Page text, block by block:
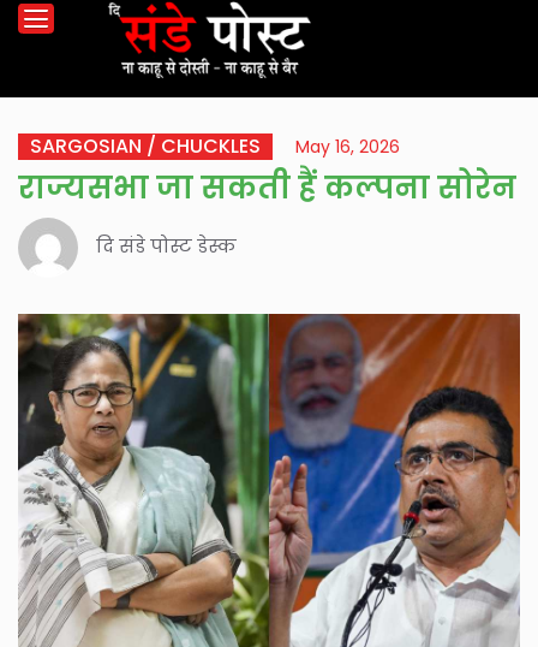
SARGOSIAN / CHUCKLES May 16, 2026
राज्यसभा जा सकती हैं कल्पना सोरेन
दि संडे पोस्ट डेस्क